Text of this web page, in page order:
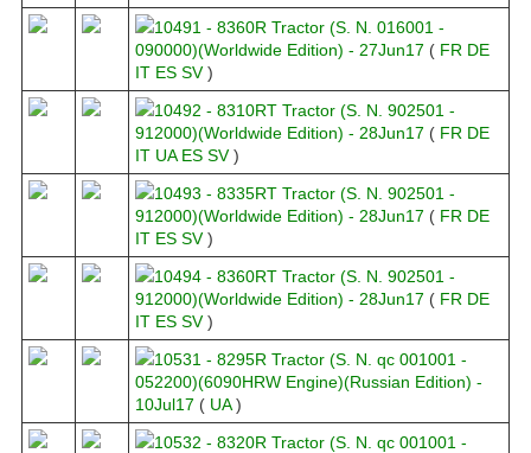
10491 - 8360R Tractor (S. N. 016001 -
090000)(Worldwide Edition) - 27Jun17 ( FR DE
IT ES SV)
10492 - 8310RT Tractor (S. N. 902501 -
912000)(Worldwide Edition) - 28Jun17 ( FR DE
IT UA ES SV)
10493 - 8335RT Tractor (S. N. 902501 -
912000)(Worldwide Edition) - 28Jun17 ( FR DE
IT ES SV)
10494 - 8360RT Tractor (S. N. 902501 -
912000)(Worldwide Edition) - 28Jun17 ( FR DE
IT ES SV)
10531 - 8295R Tractor (S. N. qc 001001 -
052200)(6090HRW Engine)(Russian Edition) -
10Jul17 ( UA)
10532 - 8320R Tractor (S. N. qc 001001 -